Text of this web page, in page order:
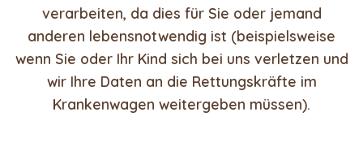
verarbeiten, da dies für Sie oder jemand
anderen lebensnotwendig ist (beispielsweise
wenn Sie oder Ihr Kind sich bei uns verletzen und
wir Ihre Daten an die Rettungskräfte im
Krankenwagen weitergeben müssen).